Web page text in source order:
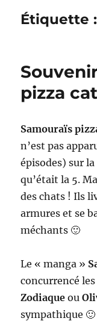
Étiquette
pizza
Samouraïs
n’est pas
épisodes) sur
qu’était la 5.
des chats ! Ils
armures et se
méchants 🙂
Le « manga »
concurrencé
Zodiaque ou
sympathique 🙂